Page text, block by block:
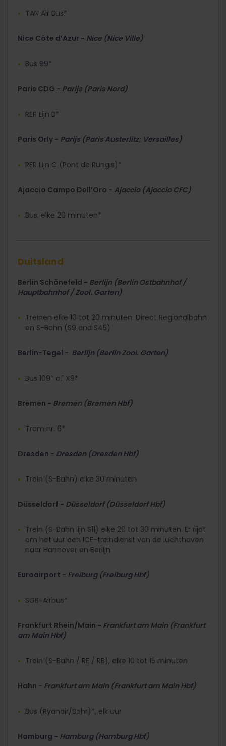
TAN Air Bus*
Nice Côte d’Azur - Nice (Nice Ville)
Bus 99*
Paris CDG - Parijs (Paris Nord)
RER Lijn B*
Paris Orly - Parijs (Paris Austerlitz; Versailles)
RER Lijn C (Pont de Rungis)*
Ajaccio Campo Dell’Oro - Ajaccio (Ajaccio CFC)
Bus, elke 20 minuten*
Duitsland
Berlin Schönefeld - Berlijn (Berlin Ostbahnhof /
Hauptbahnhof / Zool. Garten)
Treinen elke 10 tot 20 minuten. Direct Regionalbahn
en S-Bahn (S9 and S45)
Berlin-Tegel - Berlijn (Berlin Zool. Garten)
Bus 109* of X9*
Bremen - Bremen (Bremen Hbf)
Tram nr. 6*
Dresden - Dresden (Dresden Hbf)
Trein (S-Bahn) elke 30 minuten
Düsseldorf - Düsseldorf (Düsseldorf Hbf)
Trein (S-Bahn lijn S11) elke 20 tot 30 minuten. Er rijdt
om het uur een ICE-treindienst van de luchthaven
naar Hannover en Berlijn.
Euroairport - Freiburg (Freiburg Hbf)
SGB-Airbus*
Frankfurt Rhein/Main - Frankfurt am Main (Frankfurt
am Main Hbf)
Trein (S-Bahn / RE / RB), elke 10 tot 15 minuten
Hahn - Frankfurt am Main (Frankfurt am Main Hbf)
Bus (Ryanair/Bohr)*, elk uur
Hamburg - Hamburg (Hamburg Hbf)